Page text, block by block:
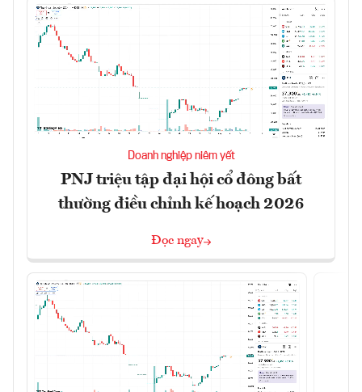
Doanh nghiệp niêm yết
PNJ triệu tập đại hội cổ đông bất
thường điều chỉnh kế hoạch 2026
Đọc ngay